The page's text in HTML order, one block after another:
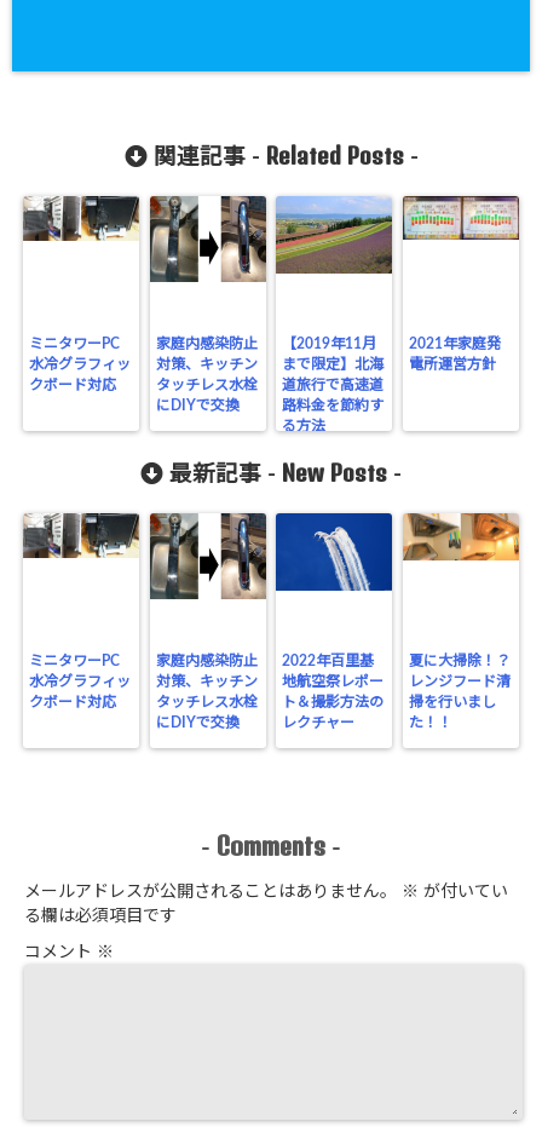
関連記事 - Related Posts-
ミニタワーPC
水冷グラフィッ
クボード対応
家庭内感染防止
対策、キッチン
タッチレス水栓
にDIYで交換
【2019年11月
まで限定】北海
道旅行で高速道
路料金を節約す
る方法
2021年家庭発
電所運営方針
最新記事 - New Posts -
ミニタワーPC
水冷グラフィッ
クボード対応
家庭内感染防止
対策、キッチン
タッチレス水栓
にDIYで交換
2022年百里基
地航空祭レポー
ト＆撮影方法の
レクチャー
夏に大掃除！？
レンジフード清
掃を行いまし
た！！
- Comments -
メールアドレスが公開されることはありません。 ※ が付いてい
る欄は必須項目です
コメント ※